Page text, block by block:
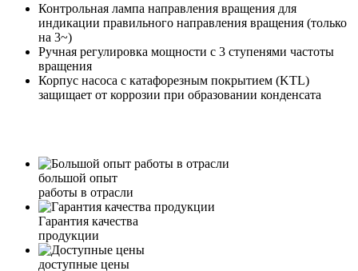
Контрольная лампа направления вращения для
индикации правильного направления вращения (только
на 3~)
Ручная регулировка мощности с 3 ступенями частоты
вращения
Корпус насоса с катафорезным покрытием (KTL)
защищает от коррозии при образовании конденсата
большой опыт
работы в отрасли
Гарантия качества
продукции
доступные цены